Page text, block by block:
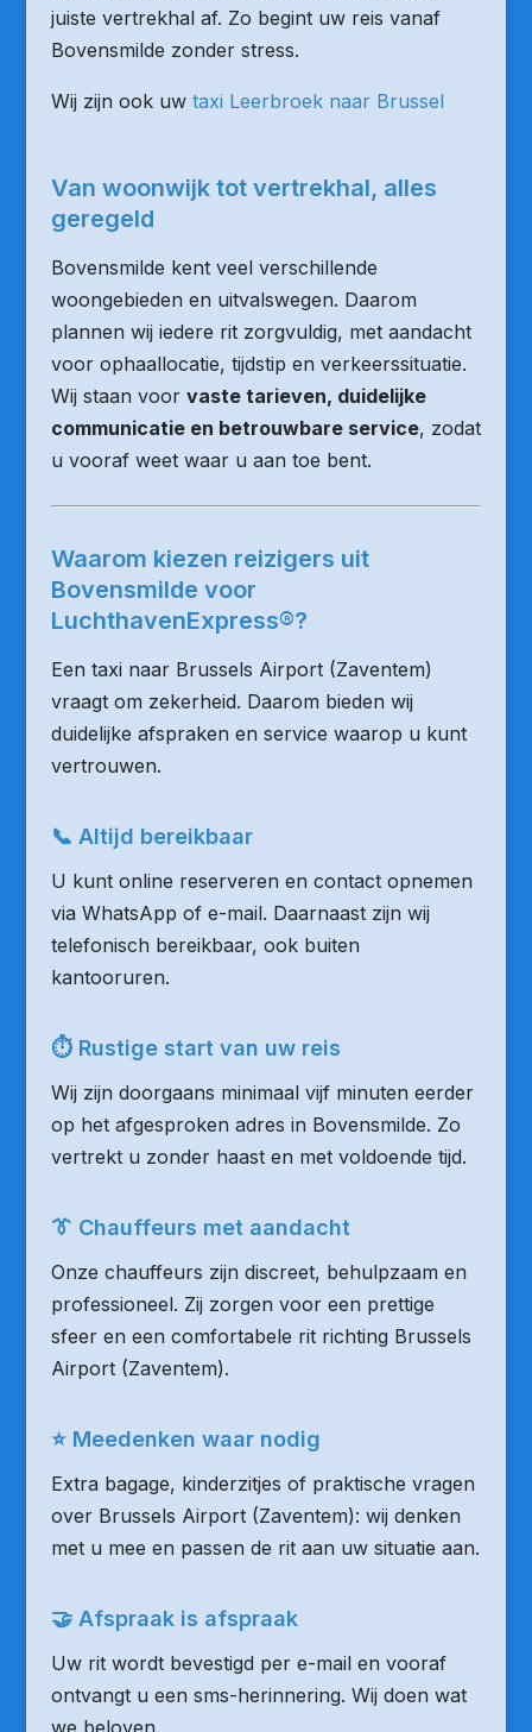
juiste vertrekhal af. Zo begint uw reis vanaf
Bovensmilde zonder stress.
Wij zijn ook uw taxi Leerbroek naar Brussel
Van woonwijk tot vertrekhal, alles
geregeld
Bovensmilde kent veel verschillende
woongebieden en uitvalswegen. Daarom
plannen wij iedere rit zorgvuldig, met aandacht
voor ophaallocatie, tijdstip en verkeerssituatie.
Wij staan voor vaste tarieven, duidelijke
communicatie en betrouwbare service, zodat
u vooraf weet waar u aan toe bent.
Waarom kiezen reizigers uit
Bovensmilde voor
LuchthavenExpress®?
Een taxi naar Brussels Airport (Zaventem)
vraagt om zekerheid. Daarom bieden wij
duidelijke afspraken en service waarop u kunt
vertrouwen.
📞 Altijd bereikbaar
U kunt online reserveren en contact opnemen
via WhatsApp of e-mail. Daarnaast zijn wij
telefonisch bereikbaar, ook buiten
kantooruren.
⏱ Rustige start van uw reis
Wij zijn doorgaans minimaal vijf minuten eerder
op het afgesproken adres in Bovensmilde. Zo
vertrekt u zonder haast en met voldoende tijd.
👔 Chauffeurs met aandacht
Onze chauffeurs zijn discreet, behulpzaam en
professioneel. Zij zorgen voor een prettige
sfeer en een comfortabele rit richting Brussels
Airport (Zaventem).
⭐ Meedenken waar nodig
Extra bagage, kinderzitjes of praktische vragen
over Brussels Airport (Zaventem): wij denken
met u mee en passen de rit aan uw situatie aan.
🤝 Afspraak is afspraak
Uw rit wordt bevestigd per e-mail en vooraf
ontvangt u een sms-herinnering. Wij doen wat
we beloven.